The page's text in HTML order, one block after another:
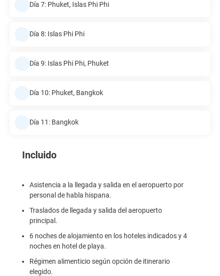
Día 7: Phuket, Islas Phi Phi
Día 8: Islas Phi Phi
Día 9: Islas Phi Phi, Phuket
Día 10: Phuket, Bangkok
Día 11: Bangkok
Incluido
Asistencia a la llegada y salida en el aeropuerto por
personal de habla hispana.
Traslados de llegada y salida del aeropuerto
principal.
6 noches de alojamiento en los hoteles indicados y 4
noches en hotel de playa.
Régimen alimenticio según opción de itinerario
elegido.